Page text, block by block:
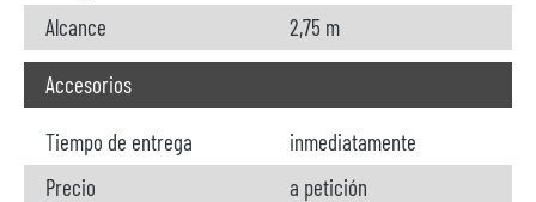
Alcance 2,75 m
Accesorios
Tiempo de entrega
inmediatamente
Precio
a petición